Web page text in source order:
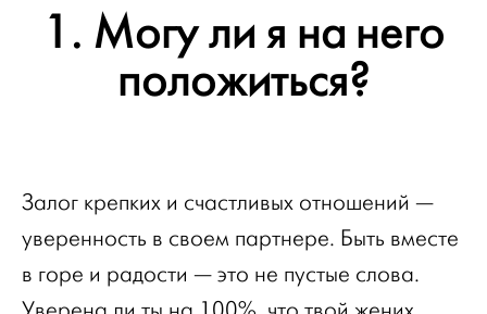
1. Могу ли я на него
положиться?
Залог крепких и счастливых отношений —
уверенность в своем партнере. Быть вместе
в горе и радости — это не пустые слова.